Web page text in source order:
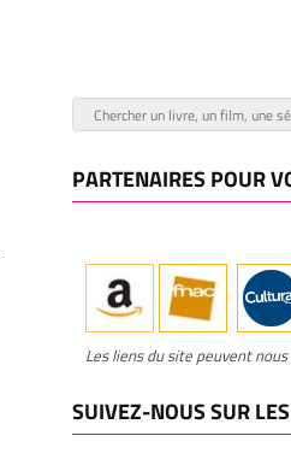
PARTENAIRES POUR
Les liens du site peuvent
SUIVEZ-NOUS SUR